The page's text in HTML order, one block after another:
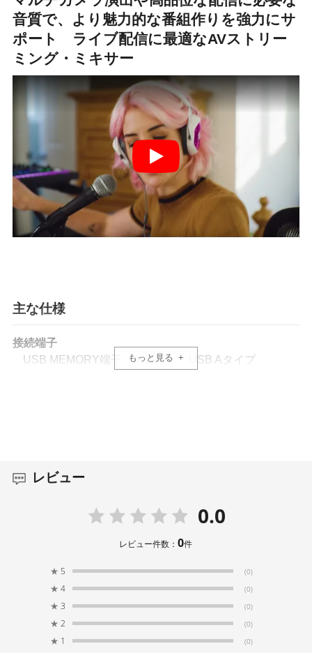
音質で、より魅力的な番組作りを強力にサ
ポート ライブ配信に最適なAVストリー
ミング・ミキサー
主な仕様
接続端子
USB MEMORY端子（ホスト）：USB Aタイプ
シーン・メモリー：5
EDIDエミュレーター
ト・シンク・スイッチング、ビデオ・フォロー・オ
ーディオ）
ACアダプター
もっと見る
レビュー
0.0
レビュー件数：0件
★ 5 (0)
★ 4 (0)
★ 3 (0)
★ 2 (0)
★ 1 (0)